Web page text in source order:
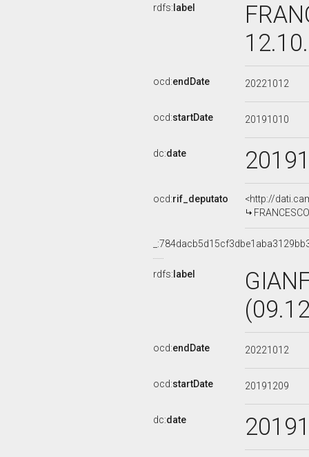
rdfs: label
ocd:endDate 20221012
ocd:startDate 20191010
dc:date
ocd:rif_deputato
<http://
rdfs: label
ocd:endDate 20221012
ocd:startDate 20191209
dc:date